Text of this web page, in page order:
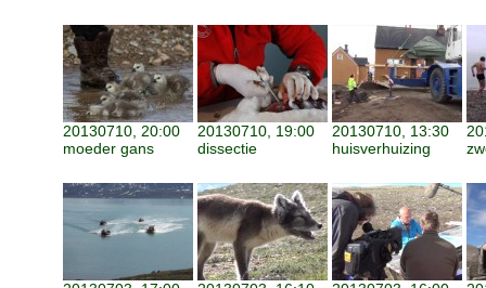
20130710, 20:00
moeder gans
20130710, 19:00
dissectie
20130710, 13:30
huisverhuizing